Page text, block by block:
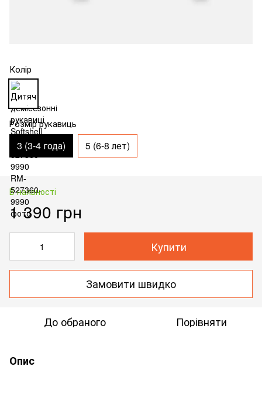
Колір
Розмір рукавиць
3 (3-4 года) 5 (6-8 лет)
В наявності
1 390 грн
Купити
Замовити швидко
До обраного Порівняти
Опис